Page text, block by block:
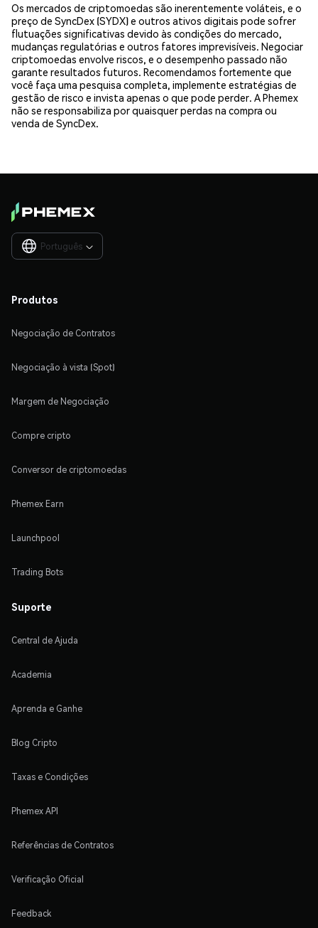
Os mercados de criptomoedas são inerentemente voláteis, e o
preço de SyncDex (SYDX) e outros ativos digitais pode sofrer
flutuações significativas devido às condições do mercado,
mudanças regulatórias e outros fatores imprevisíveis. Negociar
criptomoedas envolve riscos, e o desempenho passado não
garante resultados futuros. Recomendamos fortemente que
você faça uma pesquisa completa, implemente estratégias de
gestão de risco e invista apenas o que pode perder. A Phemex
não se responsabiliza por quaisquer perdas na compra ou
venda de SyncDex.
Português 
Produtos
Negociação de Contratos
Negociação à vista (Spot)
Margem de Negociação
Compre cripto
Conversor de criptomoedas
Phemex Earn
Launchpool
Trading Bots
Suporte
Central de Ajuda
Academia
Aprenda e Ganhe
Blog Cripto
Taxas e Condições
Phemex API
Referências de Contratos
Verificação Oficial
Feedback